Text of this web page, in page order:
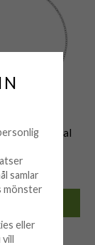
Eternal
Stål
kr
i lager
samlar
mönster
eller